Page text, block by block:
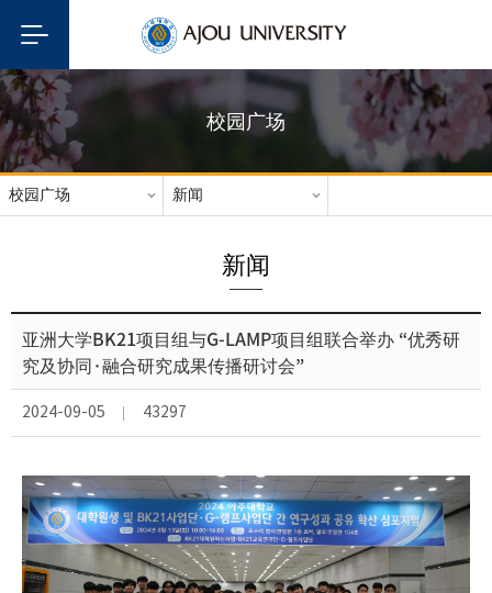
校园广场
校园广场 新闻
新闻
亚洲大学BK21项目组与G-LAMP项目组联合举办 “优秀研
究及协同·融合研究成果传播研讨会”
2024-09-05 43297